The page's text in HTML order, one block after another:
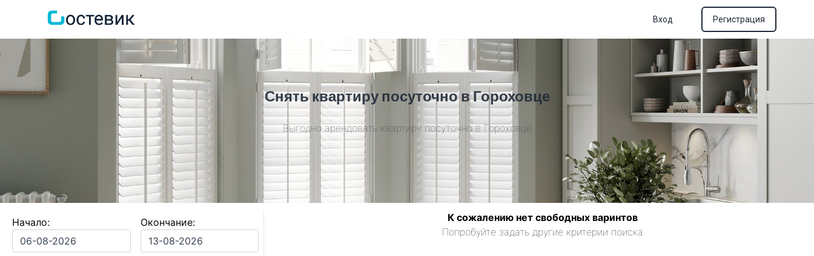
Вход Регистрация
Снять квартиру посуточно в Гороховце
Выгодно арендовать квартиру посуточно в Гороховце
Начало: Окончание:
К сожалению нет свободных варинтов
Попробуйте задать другие критерии поиска